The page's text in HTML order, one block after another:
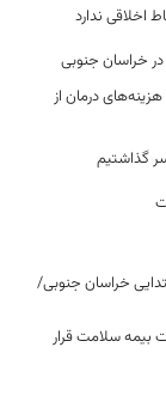
اخلاقی ندارد
در خراسان جنوبی
درمان از
گذاشتیم
خراسان جنوبی/
بیمه سلامت قرار